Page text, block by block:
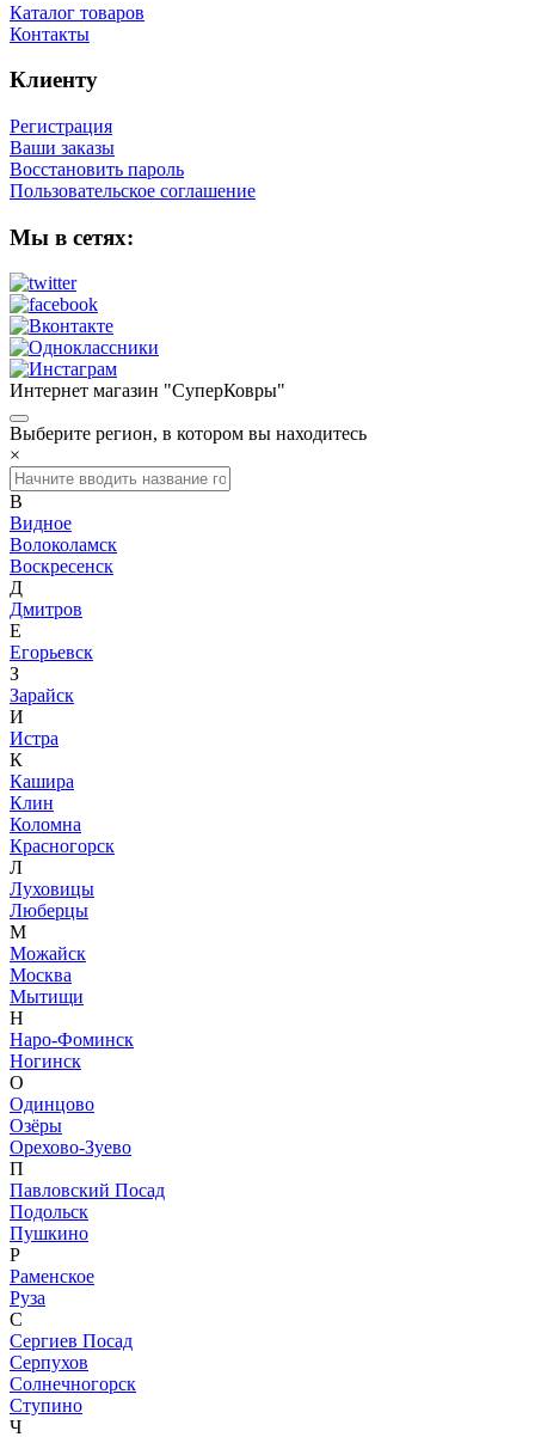
Каталог товаров
Контакты
Клиенту
Регистрация
Ваши заказы
Восстановить пароль
Пользовательское соглашение
Мы в сетях:
Интернет магазин "СуперКовры"
Выберите регион, в котором вы находитесь
×
В
Видное
Волоколамск
Воскресенск
Д
Дмитров
Е
Егорьевск
З
Зарайск
И
Истра
К
Кашира
Клин
Коломна
Красногорск
Л
Луховицы
Люберцы
М
Можайск
Москва
Мытищи
Н
Наро-Фоминск
Ногинск
О
Одинцово
Озёры
Орехово-Зуево
П
Павловский Посад
Подольск
Пушкино
Р
Раменское
Руза
С
Сергиев Посад
Серпухов
Солнечногорск
Ступино
Ч